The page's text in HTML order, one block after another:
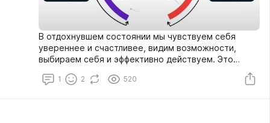
В отдохнувшем состоянии мы чувствуем себя
увереннее и счастливее, видим возможности,
выбираем себя и эффективно действуем. Это
мышление и действия.
1 2 520